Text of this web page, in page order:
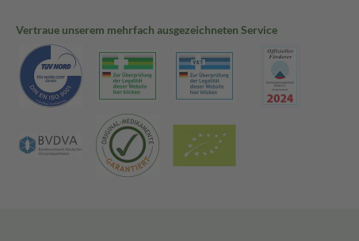
Vertraue unserem mehrfach ausgezeichneten Service